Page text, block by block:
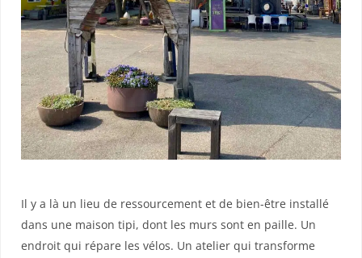
Il y a là un lieu de ressourcement et de bien-être installé
dans une maison tipi, dont les murs sont en paille. Un
endroit qui répare les vélos. Un atelier qui transforme